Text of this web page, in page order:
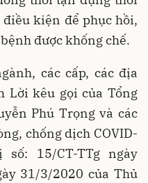
điều kiện để phục hồi,
được khống chế.
các cấp, các địa
Lời kêu gọi của Tổng
Phú Trọng và các
chống dịch COVID-
15/CT-TTg ngày
31/3/2020 của Thủ